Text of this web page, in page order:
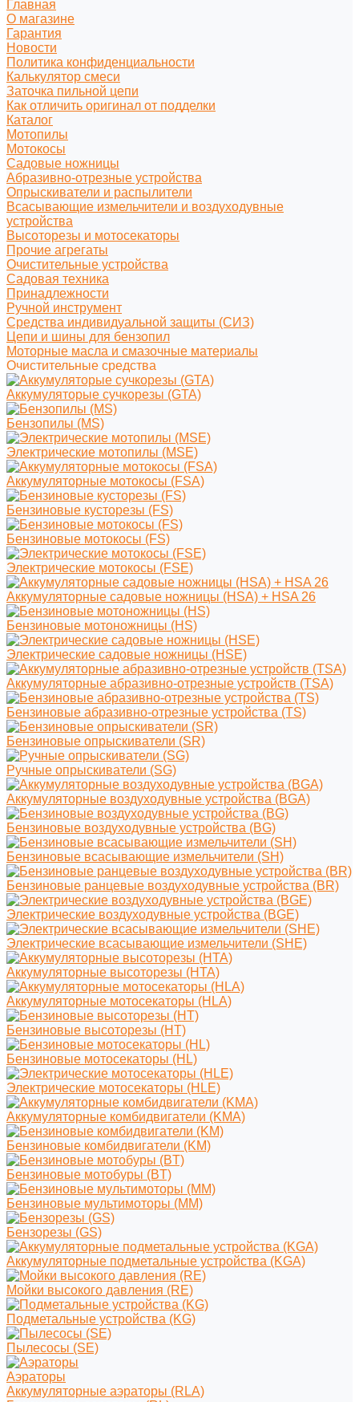
Главная
О магазине
Гарантия
Новости
Политика конфиденциальности
Калькулятор смеси
Заточка пильной цепи
Как отличить оригинал от подделки
Каталог
Мотопилы
Мотокосы
Садовые ножницы
Абразивно-отрезные устройства
Опрыскиватели и распылители
Всасывающие измельчители и воздуходувные
устройства
Высоторезы и мотосекаторы
Прочие агрегаты
Очистительные устройства
Садовая техника
Принадлежности
Ручной инструмент
Средства индивидуальной защиты (СИЗ)
Цепи и шины для бензопил
Моторные масла и смазочные материалы
Очистительные средства
Аккумуляторые сучкорезы (GTA)
Бензопилы (MS)
Электрические мотопилы (MSE)
Аккумуляторные мотокосы (FSA)
Бензиновые кусторезы (FS)
Бензиновые мотокосы (FS)
Электрические мотокосы (FSE)
Аккумуляторные садовые ножницы (HSA) + HSA 26
Бензиновые мотоножницы (HS)
Электрические садовые ножницы (HSE)
Аккумуляторные абразивно-отрезные устройств (TSA)
Бензиновые абразивно-отрезные устройства (TS)
Бензиновые опрыскиватели (SR)
Ручные опрыскиватели (SG)
Аккумуляторные воздуходувные устройства (BGA)
Бензиновые воздуходувные устройства (BG)
Бензиновые всасывающие измельчители (SH)
Бензиновые ранцевые воздуходувные устройства (BR)
Электрические воздуходувные устройства (BGE)
Электрические всасывающие измельчители (SHE)
Аккумуляторные высоторезы (HTA)
Аккумуляторные мотосекаторы (HLA)
Бензиновые высоторезы (HT)
Бензиновые мотосекаторы (HL)
Электрические мотосекаторы (HLE)
Аккумуляторные комбидвигатели (KMA)
Бензиновые комбидвигатели (KM)
Бензиновые мотобуры (BT)
Бензиновые мультимоторы (MM)
Бензорезы (GS)
Аккумуляторные подметальные устройства (KGA)
Мойки высокого давления (RE)
Подметальные устройства (KG)
Пылесосы (SE)
Аэраторы
Аккумуляторные аэраторы (RLA)